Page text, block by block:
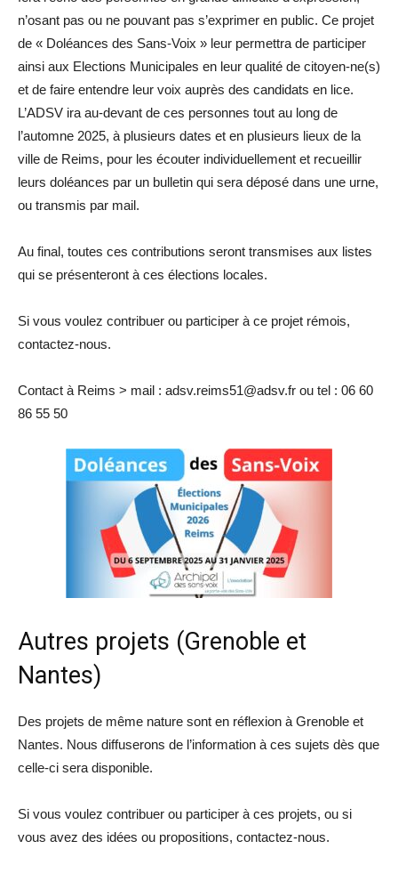
n’osant pas ou ne pouvant pas s’exprimer en public. Ce projet
de « Doléances des Sans-Voix » leur permettra de participer
ainsi aux Elections Municipales en leur qualité de citoyen-ne(s)
et de faire entendre leur voix auprès des candidats en lice.
L’ADSV ira au-devant de ces personnes tout au long de
l’automne 2025, à plusieurs dates et en plusieurs lieux de la
ville de Reims, pour les écouter individuellement et recueillir
leurs doléances par un bulletin qui sera déposé dans une urne,
ou transmis par mail.
Au final, toutes ces contributions seront transmises aux listes
qui se présenteront à ces élections locales.
Si vous voulez contribuer ou participer à ce projet rémois,
contactez-nous.
Contact à Reims > mail : adsv.reims51@adsv.fr ou tel : 06 60
86 55 50
Autres projets (Grenoble et
Nantes)
Des projets de même nature sont en réflexion à Grenoble et
Nantes. Nous diffuserons de l’information à ces sujets dès que
celle-ci sera disponible.
Si vous voulez contribuer ou participer à ces projets, ou si
vous avez des idées ou propositions, contactez-nous.